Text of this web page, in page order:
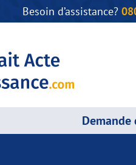
Besoin d’assistance?
Demande